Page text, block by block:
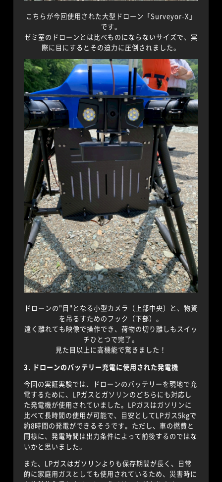
こちらが今回使用された大型ドローン「Surveyor-X」
です。
ゼミ室のドローンとは比べものにならないサイズで、実
際に目にするとその迫力に圧倒されました。
ドローンの"目"となる小型カメラ（上部中央）と、物資
を吊るすためのフック（下部）。
遠く離れても映像で操作でき、荷物の切り離しもスイッ
チひとつで完了。
見た目以上に高機能で驚きました！
3. ドローンのバッテリー充電に使用された発電機
今回の実証実験では、ドローンのバッテリーを現地で充
電するために、LPガスとガソリンのどちらにも対応し
た発電機が使用されていました。LPガスはガソリンに
比べて長時間の使用が可能で、目安としてLPガス5kgで
約8時間の発電ができるそうです。ただし、車の燃費と
同様に、発電時間は出力条件によって前後するのではな
いかと思いました。
また、LPガスはガソリンよりも保存期間が長く、日常
的に家庭用ガスとしても使用されているため、災害時に